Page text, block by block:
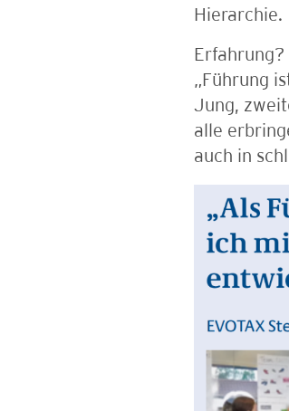
Hierarchie.
Erfahrung?
„Führung
Jung,
alle
auch in